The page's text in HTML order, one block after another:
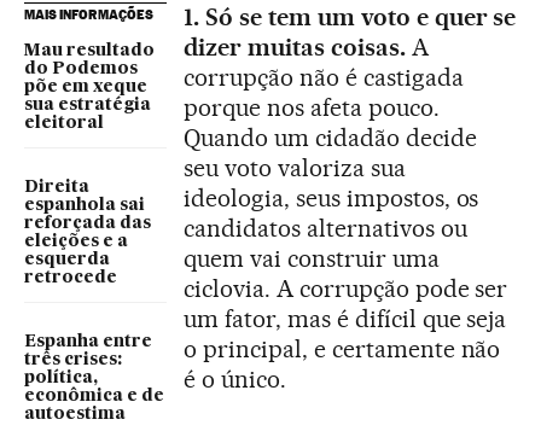
MAIS INFORMAÇÕES
Mau resultado
do Podemos
põe em xeque
sua estratégia
eleitoral
Direita
espanhola sai
reforçada das
eleições e a
esquerda
retrocede
Espanha entre
três crises:
política,
econômica e de
autoestima
1. Só se tem um voto e quer se
dizer muitas coisas.A
corrupção não é castigada
porque nos afeta pouco.
Quando um cidadão decide
seu voto valoriza sua
ideologia, seus impostos, os
candidatos alternativos ou
quem vai construir uma
ciclovia. A corrupção pode ser
um fator, mas é difícil que seja
o principal, e certamente não
é o único.